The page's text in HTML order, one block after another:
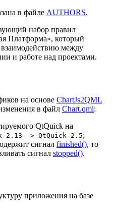
в файле AUTHORS.
набор правил
Платформа», который
между
и работе над проектами.
на основе ChartJs2QML
в файл Chart.qml:
QtQuick на
2.13 -> QtQuick 2.5;
сигнал finished(), то
сигнал stopped().
приложения на базе